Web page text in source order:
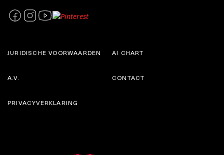
JURIDISCHE VOORWAARDEN
A.V.
AI CHART
CONTACT
PRIVACYVERKLARING